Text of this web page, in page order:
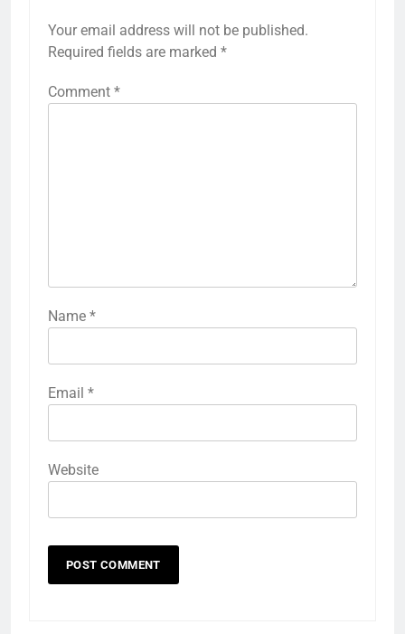
Your email address will not be published.
Required fields are marked *
Comment *
Name *
Email *
Website